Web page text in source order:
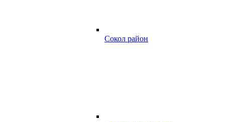
Сокол район